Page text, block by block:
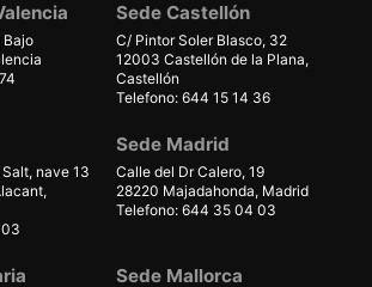
Bajo
Sede Castellón
C/ Pintor Soler Blasco, 32
12003 Castellón de la Plana,
Castellón
Telefono: 644 15 14 36
nave 13
Sede Madrid
Calle del Dr Calero, 19
28220 Majadahonda, Madrid
Telefono: 644 35 04 03
Sede Mallorca